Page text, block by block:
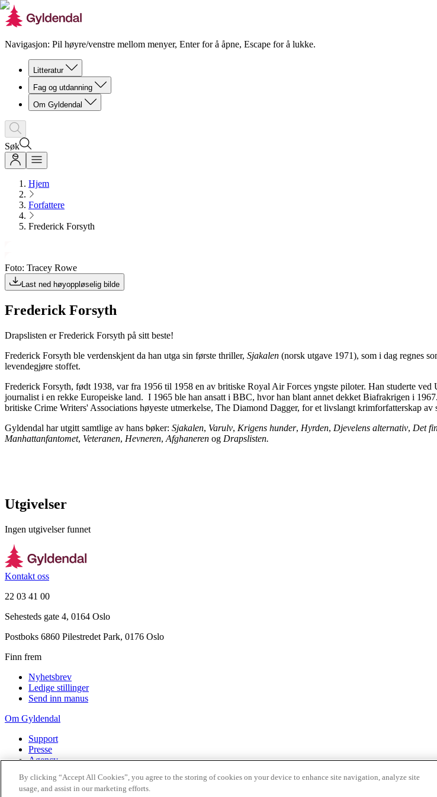
Navigasjon: Pil høyre/venstre mellom menyer, Enter for å åpne, Escape for å lukke.
Litteratur
Fag og utdanning
Om Gyldendal
Søk
Hjem
Forfattere
Frederick Forsyth
Foto: Tracey Rowe
Last ned høyoppløselig bilde
Frederick Forsyth
Drapslisten er Frederick Forsyth på sitt beste!
Frederick Forsyth ble verdenskjent da han utga sin første thriller, Sjakalen (norsk utgave 1971), som i dag regnes
levendegjøre stoffet.
Frederick Forsyth, født 1938, var fra 1956 til 1958 en av britiske Royal Air Forces yngste piloter. Han studerte
journalist i en rekke Europeiske land. I 1965 ble han ansatt i BBC, hvor han blant annet dekket Biafrakrigen i
britiske Crime Writers' Associations høyeste utmerkelse, The Diamond Dagger, for et livslangt krimforfatterskap
Gyldendal har utgitt samtlige av hans bøker: Sjakalen, Varulv, Krigens hunder, Hyrden, Djevelens alternativ, Det
Manhattanfantomet, Veteranen, Hevneren, Afghaneren og Drapslisten.
Utgivelser
Ingen utgivelser funnet
Kontakt oss
22 03 41 00
Sehesteds gate 4, 0164 Oslo
Postboks 6860 Pilestredet Park, 0176 Oslo
Finn frem
Nyhetsbrev
Ledige stillinger
Send inn manus
Om Gyldendal
Support
Presse
Agency
2026Gyldendal
PersonvernerklæringerInformasjonskapsler
By clicking “Accept All Cookies”, you agree to the storing of cookies on your device to enhance site navigation, analyze site
usage, and assist in our marketing efforts.